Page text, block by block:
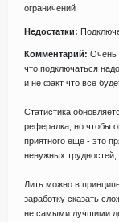
ограничений
Недостатки:
Комментарий: Очень
что подключаться
и не факт что все
Статистика
рефералка, но чтобы
приятного еще - это
ненужных
Лить можно в
заработку сказать
не самыми лучшими